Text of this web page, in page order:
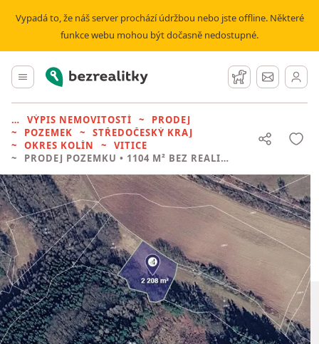
Vypadá to, že náš server prochází údržbou nebo jste offline. Některé
funkce webu mohou být dočasně nedostupné.
Hlavní menu
Bezrealitky Hlídací pes
Zprávy
VÝPIS NEMOVITOSTÍ
PRODEJ
POZEMEK
STŘEDOČESKÝ KRAJ
OKRES KOLÍN
VITICE
PRODEJ POZEMKU • 1104 M² BEZ REALITKY